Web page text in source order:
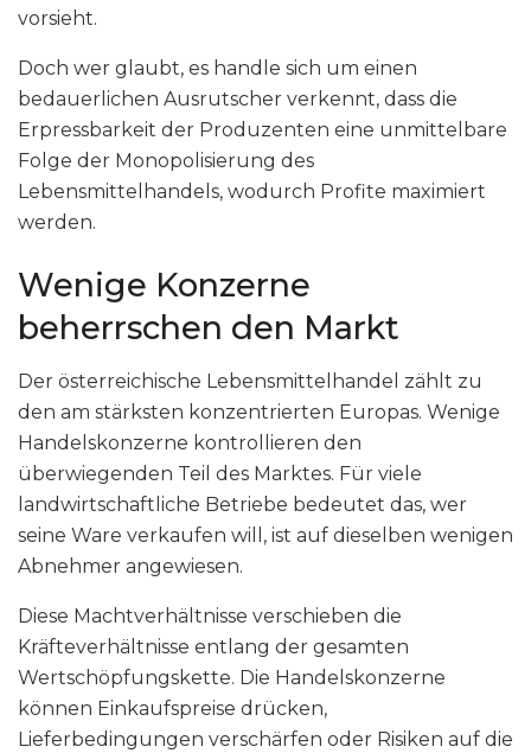
vorsieht.
Doch wer glaubt, es handle sich um einen
bedauerlichen Ausrutscher verkennt, dass die
Erpressbarkeit der Produzenten eine unmittelbare
Folge der Monopolisierung des
Lebensmittelhandels, wodurch Profite maximiert
werden.
Wenige Konzerne
beherrschen den Markt
Der österreichische Lebensmittelhandel zählt zu
den am stärksten konzentrierten Europas. Wenige
Handelskonzerne kontrollieren den
überwiegenden Teil des Marktes. Für viele
landwirtschaftliche Betriebe bedeutet das, wer
seine Ware verkaufen will, ist auf dieselben wenigen
Abnehmer angewiesen.
Diese Machtverhältnisse verschieben die
Kräfteverhältnisse entlang der gesamten
Wertschöpfungskette. Die Handelskonzerne
können Einkaufspreise drücken,
Lieferbedingungen verschärfen oder Risiken auf die